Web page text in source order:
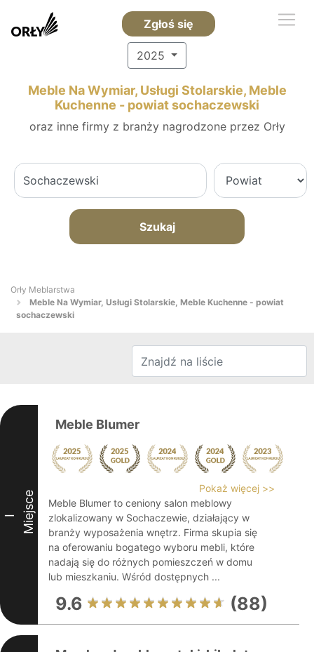
Zgłoś się
2025
Meble Na Wymiar, Usługi Stolarskie, Meble
Kuchenne - powiat sochaczewski
oraz inne firmy z branży nagrodzone przez Orły
Szukaj
Orły Meblarstwa
Meble Na Wymiar, Usługi Stolarskie, Meble Kuchenne - powiat
sochaczewski
I Miejsce
Meble Blumer
Pokaż więcej >>
Meble Blumer to ceniony salon meblowy
zlokalizowany w Sochaczewie, działający w
branży wyposażenia wnętrz. Firma skupia się
na oferowaniu bogatego wyboru mebli, które
nadają się do różnych pomieszczeń w domu
lub mieszkaniu. Wśród dostępnych ...
9.6 (88)